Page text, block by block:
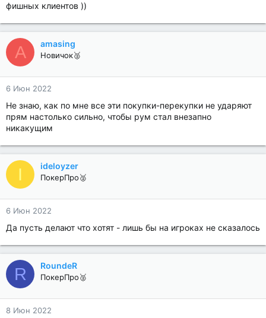
фишных клиентов ))
A amasing
Новичок🥈
6 Июн 2022
Не знаю, как по мне все эти покупки-перекупки не ударяют
прям настолько сильно, чтобы рум стал внезапно
никакущим
I ideloyzer
ПокерПро🥈
6 Июн 2022
Да пусть делают что хотят - лишь бы на игроках не сказалось
R RoundeR
ПокерПро🥈
8 Июн 2022